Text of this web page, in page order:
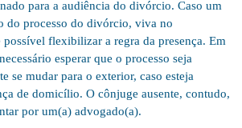
para a audiência do divórcio. Caso um
do processo do divórcio, viva no
possível flexibilizar a regra da presença. Em
esperar que o processo seja
se mudar para o exterior, caso esteja
de domicílio. O cônjuge ausente, contudo,
por um(a) advogado(a).